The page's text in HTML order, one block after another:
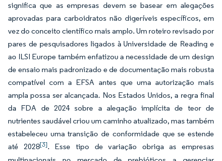
significa que as empresas devem se basear em alegações
aprovadas para carboidratos não digeríveis específicos, em
vez do conceito científico mais amplo. Um roteiro revisado por
pares de pesquisadores ligados à Universidade de Reading e
ao ILSI Europe também enfatizou a necessidade de um design
de ensaio mais padronizado e de documentação mais robusta
compatível com a EFSA antes que uma autorização mais
ampla possa ser alcançada. Nos Estados Unidos, a regra final
da FDA de 2024 sobre a alegação implícita de teor de
nutrientes saudável criou um caminho atualizado, mas também
estabeleceu uma transição de conformidade que se estende
até 2028[3]. Esse tipo de variação obriga as empresas